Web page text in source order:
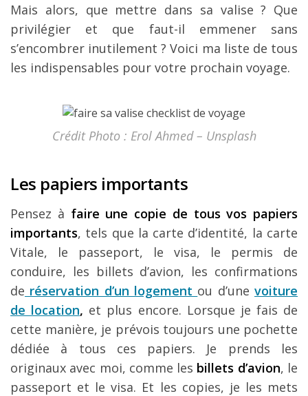
Mais alors, que mettre dans sa valise ? Que
privilégier et que faut-il emmener sans
s’encombrer inutilement ? Voici ma liste de tous
les indispensables pour votre prochain voyage.
Crédit Photo : Erol Ahmed – Unsplash
Les papiers importants
Pensez à faire une copie de tous vos papiers
importants, tels que la carte d’identité, la carte
Vitale, le passeport, le visa, le permis de
conduire, les billets d’avion, les confirmations
de réservation d’un logement ou d’unevoiture
de location, et plus encore. Lorsque je fais de
cette manière, je prévois toujours une pochette
dédiée à tous ces papiers. Je prends les
originaux avec moi, comme les billets d’avion, le
passeport et le visa. Et les copies, je les mets